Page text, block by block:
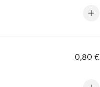
0,80 €